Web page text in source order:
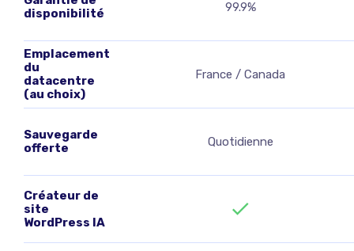
disponibilité
Emplacement
du
datacentre
(au choix)
Sauvegarde
offerte
Créateur de
site
WordPress IA
99.9%
France / Canada
Quotidienne